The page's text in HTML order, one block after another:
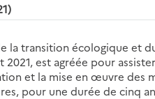
la transition écologique et
2021, est agréée pour
et la mise en œuvre des
pour une durée de cinq